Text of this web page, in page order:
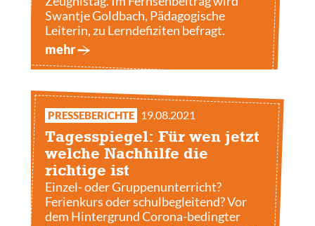
Swantje Goldbach, Pädagogische
Leiterin, zu Lerndefiziten befragt.
mehr
PRESSEBERICHTE 19.08.2021
Tagesspiegel: Für wen jetzt
welche Nachhilfe die
richtige ist
Einzel- oder Gruppenunterricht?
Ferienkurs oder schulbegleitend? Vor
dem Hintergrund Corona-bedingter